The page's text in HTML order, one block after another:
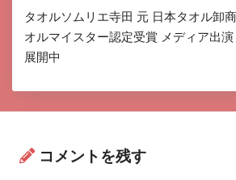
タオルソムリエ寺田 元 日本タオル卸
オルマイスター認定受賞 メディア出
展開中
コメントを残す